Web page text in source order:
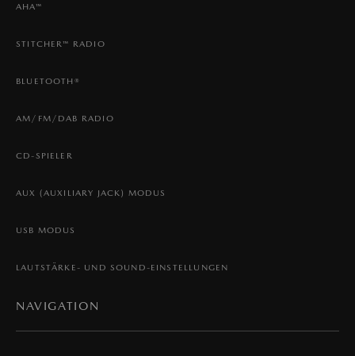
AHA™
STITCHER™ RADIO
BLUETOOTH®
AM/FM/DAB RADIO
CD-SPIELER
AUX (AUXILIARY JACK) MODUS
USB MODUS
LAUTSTÄRKE- UND SOUND-EINSTELLUNGEN
NAVIGATION